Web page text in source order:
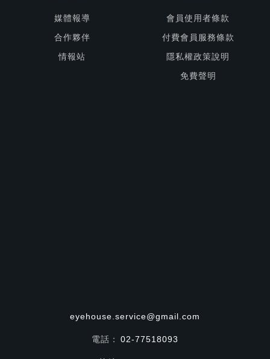
媒體報導
合作夥伴
情報站
會員使用者條款
付費會員服務條款
隱私權政策說明
免費聲明
eyehouse.service@gmail.com
電話： 02-77518093